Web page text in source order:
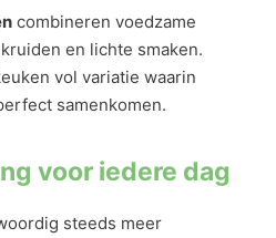
combineren voedzame
en lichte smaken.
vol variatie waarin
samenkomen.
voor iedere dag
steeds meer